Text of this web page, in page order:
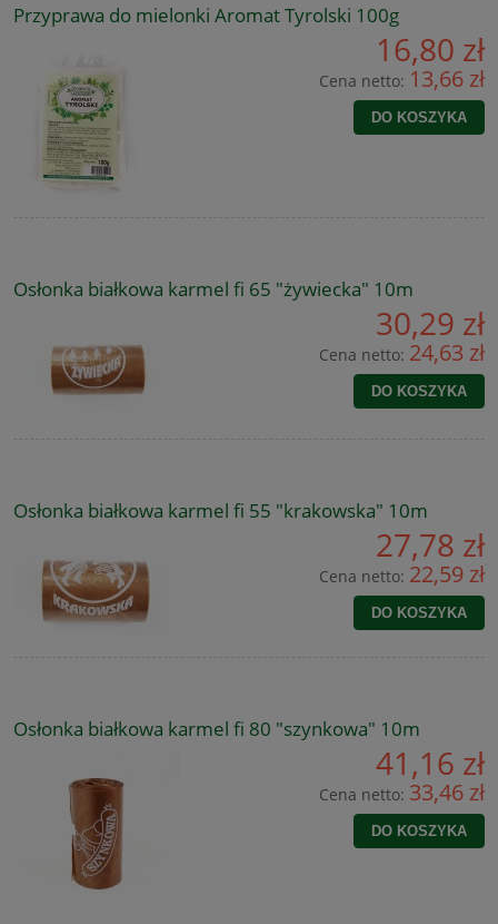
Przyprawa do mielonki Aromat Tyrolski 100g
16,80 zł
Cena netto: 13,66 zł
DO KOSZYKA
Osłonka białkowa karmel fi 65 "żywiecka" 10m
30,29 zł
Cena netto: 24,63 zł
DO KOSZYKA
Osłonka białkowa karmel fi 55 "krakowska" 10m
27,78 zł
Cena netto: 22,59 zł
DO KOSZYKA
Osłonka białkowa karmel fi 80 "szynkowa" 10m
41,16 zł
Cena netto: 33,46 zł
DO KOSZYKA